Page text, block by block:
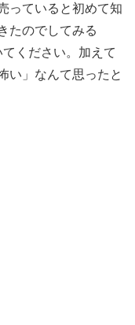
っていると初めて知
たのでしてみる
ください。加えて
い」なんて思ったと